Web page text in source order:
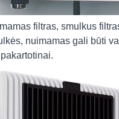
filtras, smulkus
nuimamas gali būti